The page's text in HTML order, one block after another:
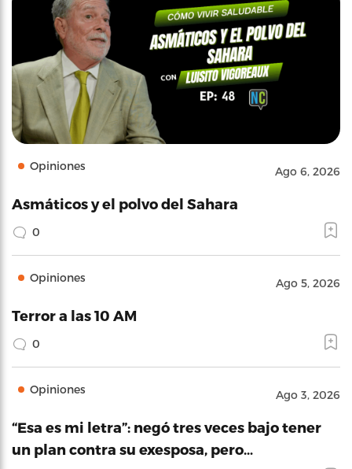
Opiniones Ago 6, 2026
Asmáticos y el polvo del Sahara
0
Opiniones Ago 5, 2026
Terror a las 10 AM
0
Opiniones Ago 3, 2026
“Esa es mi letra”: negó tres veces bajo tener
un plan contra su exesposa, pero…